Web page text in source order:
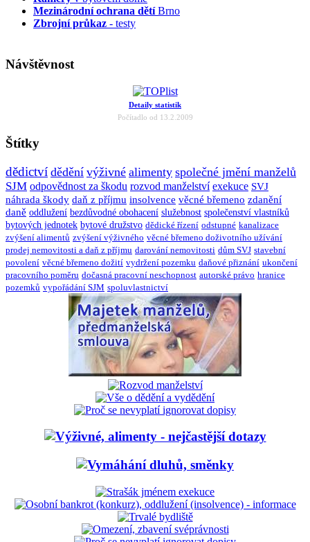
Mezinárodní ochrana dětíBrno
Zbrojní průkaz - testy
Návštěvnost
Detaily statistik
Počítadlo od 13.2.2009
Štítky
dědictví dědění výživné alimenty společné jmění manželů
SJM odpovědnost za škodu rozvod manželství exekuce SVJ
náhrada škody daň z příjmu insolvence věcné břemeno zdanění
daně oddlužení bezdůvodné obohacení služebnost společenství vlastníků
bytových jednotek bytové družstvo dědické řízení odstupné kanalizace
zvýšení alimentů zvýšení výživného věcné břemeno doživotního užívání
prodej nemovitosti a daň z příjmu darování nemovitosti dům SVJ stavební
povolení věcné břemeno dožití vydržení pozemku daňové přiznání ukončení
pracovního poměru dočasná pracovní neschopnost autorské právo hranice
pozemků vypořádání SJM spoluvlastnictví